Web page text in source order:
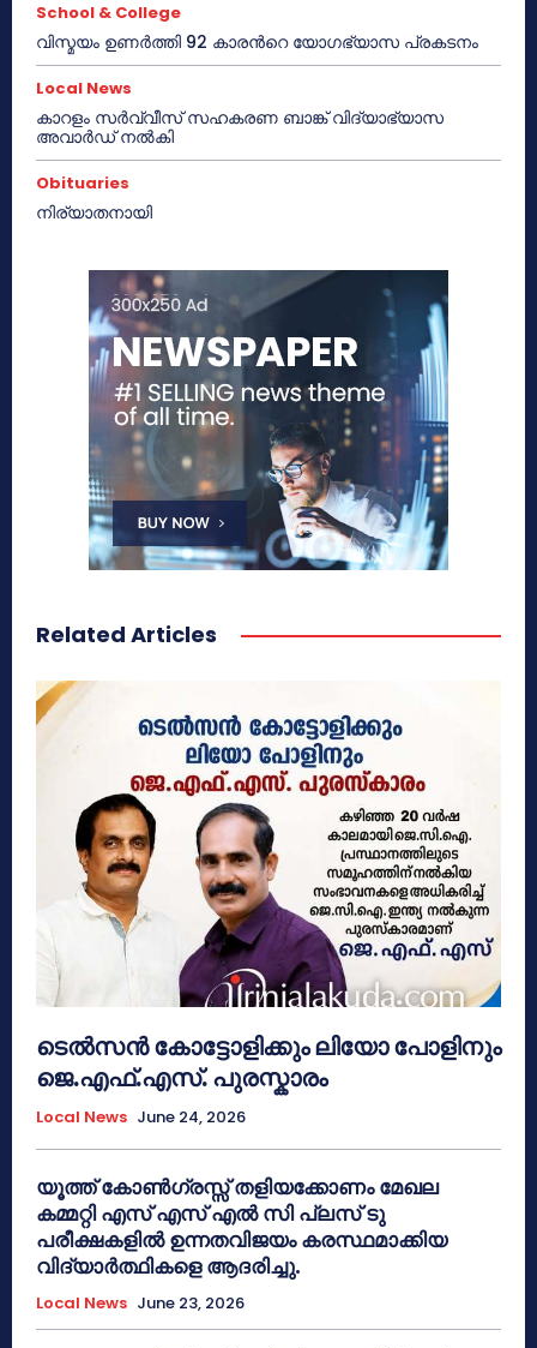
School & College
വിസ്മയം ഉണർത്തി 92 കാരൻറെ യോഗഭ്യാസ പ്രകടനം
Local News
കാറളം സർവ്വീസ് സഹകരണ ബാങ്ക് വിദ്യാഭ്യാസ
അവാർഡ് നൽകി
Obituaries
നിര്യാതനായി
Related Articles
ടെൽസൻ കോട്ടോളിക്കും ലിയോ പോളിനും
ജെ.എഫ്.എസ്. പുരസ്കാരം
Local News June 24, 2026
യൂത്ത് കോൺഗ്രസ്സ് തളിയക്കോണം മേഖല
കമ്മറ്റി എസ് എസ് എൽ സി പ്ലസ് ടു
പരീക്ഷകളിൽ ഉന്നതവിജയം കരസ്ഥമാക്കിയ
വിദ്യാർത്ഥികളെ ആദരിച്ചു.
Local News June 23, 2026